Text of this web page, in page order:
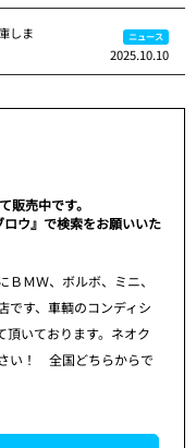
しま
ニュース
2025.10.10
販売中です。
ウ』で検索をお願いいた
ＭＷ、ボルボ、ミニ、
です、車輌のコンディシ
頂いております。ネオク
い！ 全国どちらからで